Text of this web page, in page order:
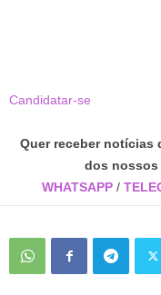
Candidatar-se
Quer receber notícias
dos nossos
WHATSAPP /